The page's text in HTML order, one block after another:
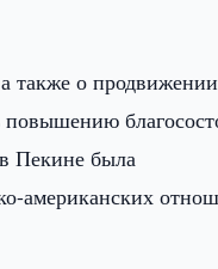
также о продвижении
повышению
Пекине была
американских